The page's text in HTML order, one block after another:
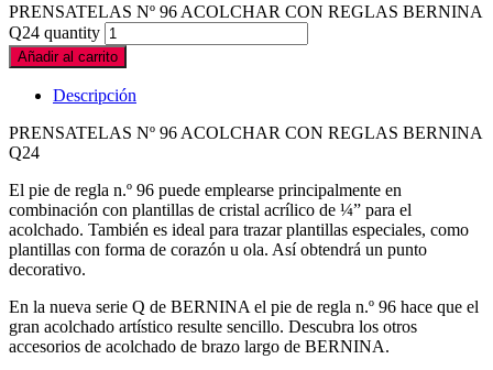
PRENSATELAS Nº 96 ACOLCHAR CON REGLAS BERNINA
Q24 quantity
Añadir al carrito
Descripción
PRENSATELAS Nº 96 ACOLCHAR CON REGLAS BERNINA
Q24
El pie de regla n.º 96 puede emplearse principalmente en
combinación con plantillas de cristal acrílico de ¼” para el
acolchado. También es ideal para trazar plantillas especiales, como
plantillas con forma de corazón u ola. Así obtendrá un punto
decorativo.
En la nueva serie Q de BERNINA el pie de regla n.º 96 hace que el
gran acolchado artístico resulte sencillo. Descubra los otros
accesorios de acolchado de brazo largo de BERNINA.